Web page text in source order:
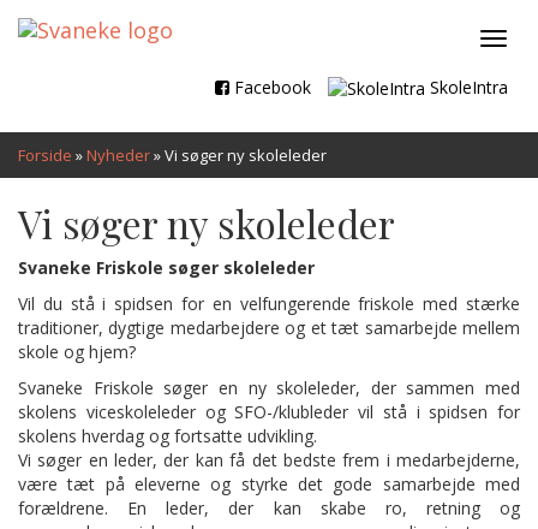
Facebook
SkoleIntra
Forside »Nyheder»Vi søger ny skoleleder
Vi søger ny skoleleder
Svaneke Friskole søger skoleleder
Vil du stå i spidsen for en velfungerende friskole med stærke
traditioner, dygtige medarbejdere og et tæt samarbejde mellem
skole og hjem?
Svaneke Friskole søger en ny skoleleder, der sammen med
skolens viceskoleleder og SFO-/klubleder vil stå i spidsen for
skolens hverdag og fortsatte udvikling.
Vi søger en leder, der kan få det bedste frem i medarbejderne,
være tæt på eleverne og styrke det gode samarbejde med
forældrene. En leder, der kan skabe ro, retning og